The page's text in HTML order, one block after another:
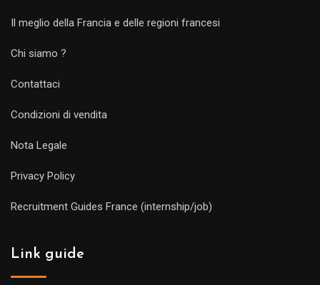
Il meglio della Francia e delle regioni francesi
Chi siamo ?
Contattaci
Condizioni di vendita
Nota Legale
Privacy Policy
Recruitment Guides France (internship/job)
Link guide